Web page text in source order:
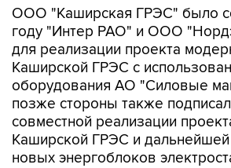
ООО "Каширская ГРЭС" было
году "Интер РАО" и ООО
для реализации проекта
Каширской ГРЭС с
оборудования АО "Силовые
позже стороны также
совместной реализации
Каширской ГРЭС и дальнейшей
новых энергоблоков